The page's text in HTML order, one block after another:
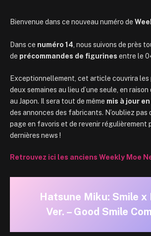
Bienvenue dans ce nouveau numéro de
Dans ce numéro 14 , nous suivons de près
de précommandes de figurines entre le
Exceptionnellement, cet article couvrira les
deux semaines au lieu d’une seule, en
au Japon. Il sera tout de même mis à jour
des annonces des fabricants. N’oubliez
page en favoris et de revenir régulièrement
dernières news !
Retrouvez ici les anciens Weekly Moe
Hatsune Miku: Smile x
Ver. – Good Smile